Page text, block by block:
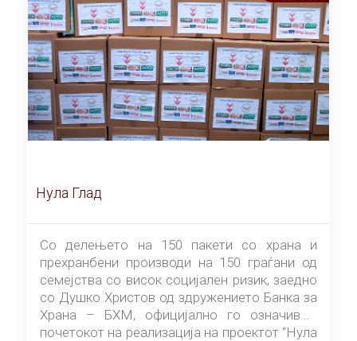
Нула Глад
Со делењето на 150 пакети со храна и
прехранбени производи на 150 граѓани од
семејства со висок социјален ризик, заедно
со Душко Христов од здружението Банка за
Храна – БХМ, официјално го означивме
почетокот на реализација на проектот “Нула